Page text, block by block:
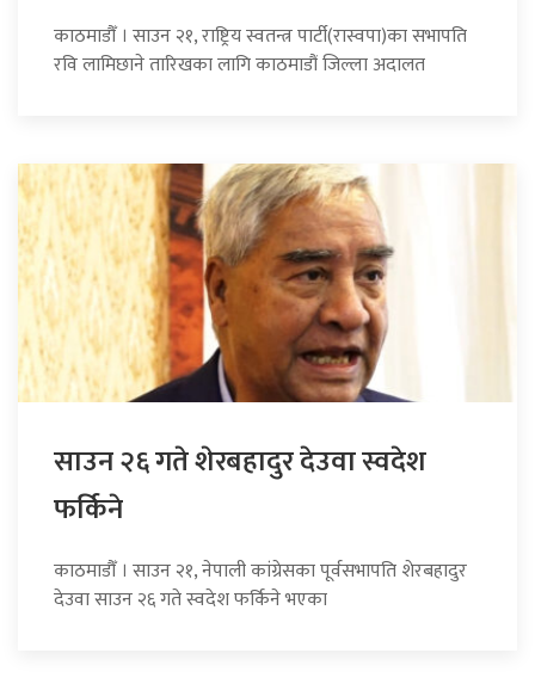
काठमाडौँ । साउन २१, राष्ट्रिय स्वतन्त्र पार्टी(रास्वपा)का सभापति
रवि लामिछाने तारिखका लागि काठमाडौं जिल्ला अदालत
साउन २६ गते शेरबहादुर देउवा स्वदेश
फर्किने
काठमाडौँ । साउन २१, नेपाली कांग्रेसका पूर्वसभापति शेरबहादुर
देउवा साउन २६ गते स्वदेश फर्किने भएका